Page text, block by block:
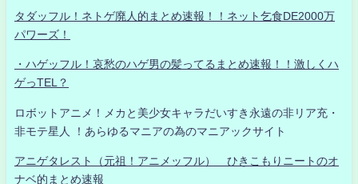
タダッフル！ネトゲ廃人的まとめ速報！！ネット乞食DE2000万
パワーズ！
・ハゲッフル！哀愁のハゲ男の髪ってるまとめ速報！！激しくハ
ゲっTEL？
ロボットアニメ！メカと美少女キャラだいすき永遠の非リア充・
非モテ星人 ！あらゆるマニアの為のマニアックサイト
アニゲタレスト（元祖！アニメッフル） ひきこもりニートのオ
ナベ的まとめ速報